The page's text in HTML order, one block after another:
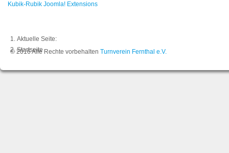
Kubik-Rubik Joomla! Extensions
Aktuelle Seite:
Startseite
© 2016 Alle Rechte vorbehalten Turnverein Fernthal e.V.